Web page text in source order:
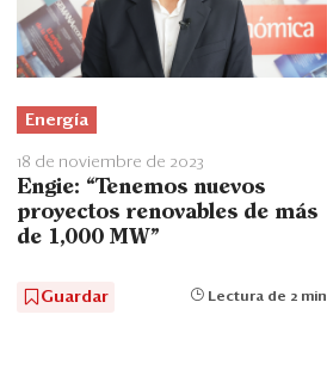
Energía
18 de noviembre de 2023
Engie: “Tenemos nuevos
proyectos renovables de más
de 1,000 MW”
Guardar Lectura de 2 min